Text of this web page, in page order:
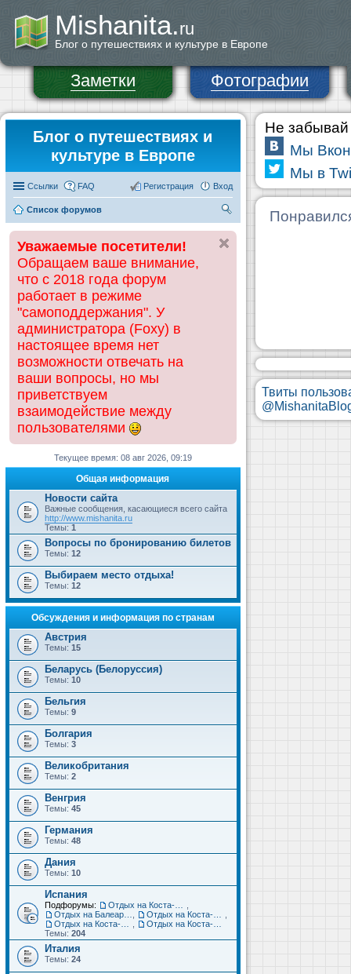
Mishanita.ru
Блог о путешествиях и культуре в Европе
Заметки Фотографии
Блог о путешествиях и
культуре в Европе
Ссылки FAQ Вход
Регистрация
Список форумов
ск
Уважаемые посетители!
Обращаем ваше внимание,
что с 2018 года форум
работает в режиме
"самоподдержания". У
администратора (Foxy) в
настоящее время нет
возможности отвечать на
ваши вопросы, но мы
приветствуем
взаимодействие между
пользователями
Текущее время: 08 авг 2026, 09:19
Общая информация
Новости сайта
Важные сообщения, касающиеся всего сайта
http://www.mishanita.ru
Темы: 1
Вопросы по бронированию билетов
Темы: 12
Выбираем место отдыха!
Темы: 12
Обсуждения и информация по странам
Австрия
Темы: 15
Беларусь (Белоруссия)
Темы: 10
Бельгия
Темы: 9
Болгария
Темы: 3
Великобритания
Темы: 2
Венгрия
Темы: 45
Германия
Темы: 48
Дания
Темы: 10
Испания
Подфорумы:
Темы: 204
Италия
Темы: 24
Не забывай
Мы
Мы в
Твиты